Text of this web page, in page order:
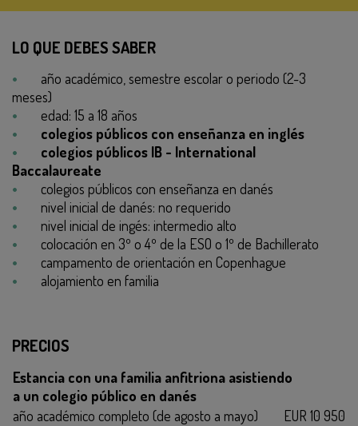
LO QUE DEBES SABER
año académico, semestre escolar o periodo (2-3
meses)
edad: 15 a 18 años
colegios públicos con enseñanza en inglés
colegios públicos IB - International
Baccalaureate
colegios públicos con enseñanza en danés
nivel inicial de danés: no requerido
nivel inicial de ingés: intermedio alto
colocación en 3º o 4º de la ESO o 1º de Bachillerato
campamento de orientación en Copenhague
alojamiento en familia
PRECIOS
Estancia con una familia anfitriona asistiendo
a un colegio público en danés
año académico completo (de agosto a mayo)
EUR 10 950